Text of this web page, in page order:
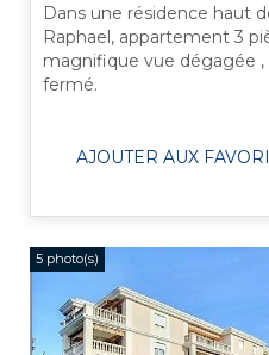
Dans une résidence haut
Raphael, appartement 3
magnifique vue dégagée
fermé.
AJOUTER AUX
5 photo(s)